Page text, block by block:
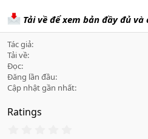
Tải về để xem bản đầy đủ
Tác giả
Tải về
Đọc
Đăng lần đầu
Cập nhật gần nhất
Ratings